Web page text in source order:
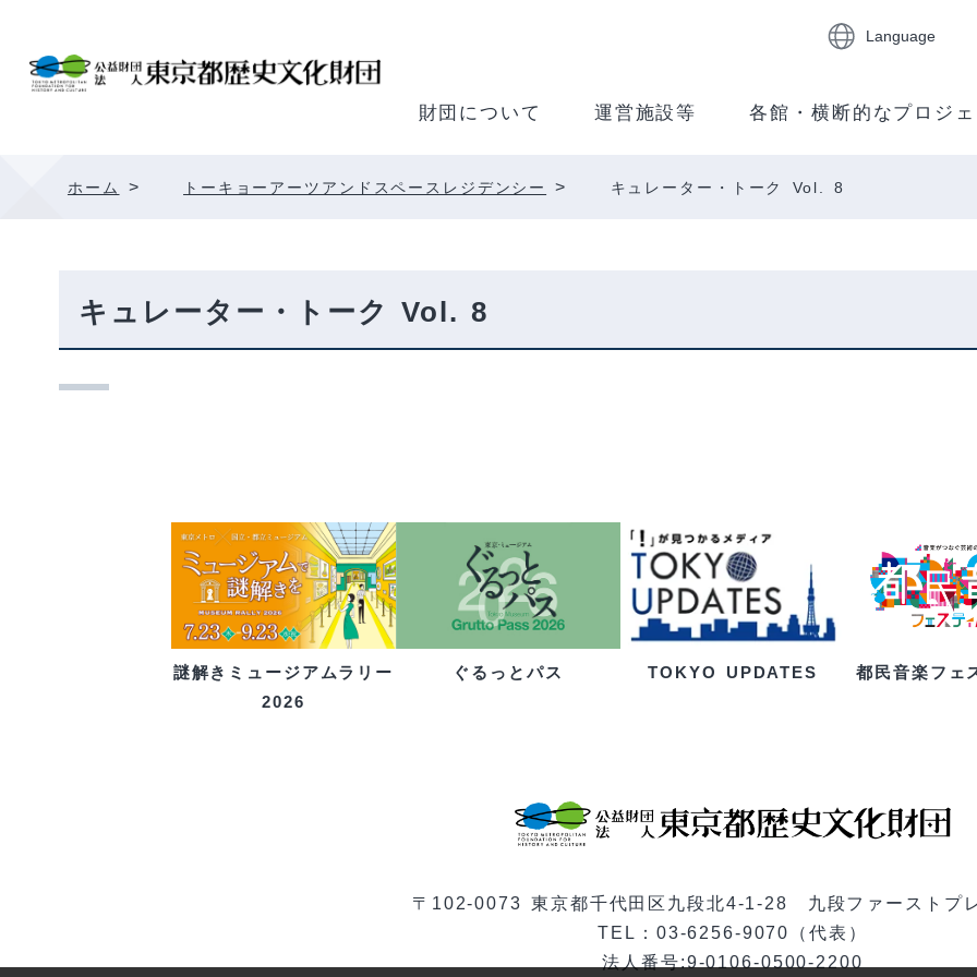
Language
財団について 運営施設等 各館・横断的なプロジ
ホーム > トーキョーアーツアンドスペースレジデンシー > キュレーター・トーク Vol. 8
キュレーター・トーク Vol. 8
謎解きミュージアムラリー
2026
ぐるっとパス TOKYO UPDATES 都民音楽フェ
〒102-0073 東京都千代田区九段北4-1-28 九段ファーストプ
TEL：03-6256-9070（代表）
法人番号:9-0106-0500-2200